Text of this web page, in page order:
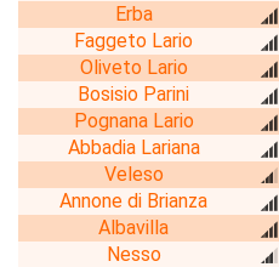
Erba
Faggeto Lario
Oliveto Lario
Bosisio Parini
Pognana Lario
Abbadia Lariana
Veleso
Annone di Brianza
Albavilla
Nesso